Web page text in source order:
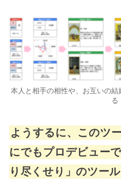
本人と相手の相性や、お互いの
る
ようするに、このツ
にでもプロデビュー
り尽くせり」のツー